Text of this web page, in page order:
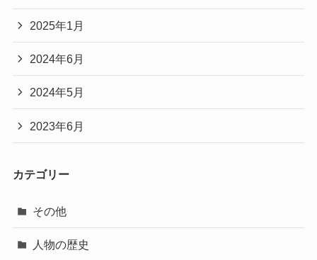
2025年1月
2024年6月
2024年5月
2023年6月
カテゴリー
その他
人物の歴史